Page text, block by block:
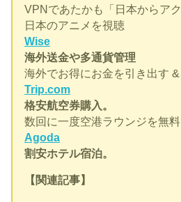
VPNであたかも「日本からア
日本のアニメを視聴
Wise
海外送金や多通貨管理
海外でお得にお金を引き出す
Trip.com
格安航空券購入。
数回に一度空港ラウンジを無
Agoda
割安ホテル宿泊。
【関連記事】